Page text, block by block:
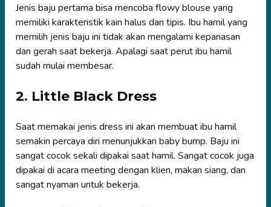
Jenis baju pertama bisa mencoba flowy blouse yang
memiliki karakteristik kain halus dan tipis. Ibu hamil yang
memilih jenis baju ini tidak akan mengalami kepanasan
dan gerah saat bekerja. Apalagi saat perut ibu hamil
sudah mulai membesar.
2. Little Black Dress
Saat memakai jenis dress ini akan membuat ibu hamil
semakin percaya diri menunjukkan baby bump. Baju ini
sangat cocok sekali dipakai saat hamil. Sangat cocok juga
dipakai di acara meeting dengan klien, makan siang, dan
sangat nyaman untuk bekerja.